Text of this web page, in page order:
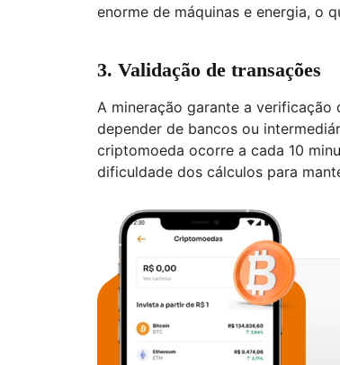
enorme de máquinas e energia, o
3. Validação de transações
A mineração garante a verificação
depender de bancos ou
criptomoeda ocorre a cada 10
dificuldade dos cálculos para